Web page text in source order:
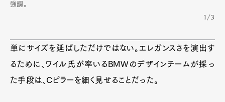
強調。
1/3
単にサイズを延ばしただけではない。エレガンスさを演出す
るために、ワイル氏が率いるBMWのデザインチームが採っ
た手段は、Cピラーを細く見せることだった。